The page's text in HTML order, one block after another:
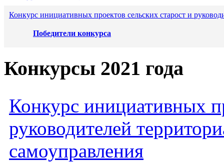
Конкурс инициативных проектов сельских старост и
Победители конкурса
Конкурсы 2021 года
Конкурс инициативных
руководителей
самоуправления